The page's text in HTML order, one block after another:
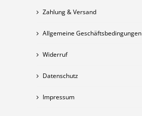
Zahlung & Versand
Allgemeine Geschäftsbedingungen
Widerruf
Datenschutz
Impressum